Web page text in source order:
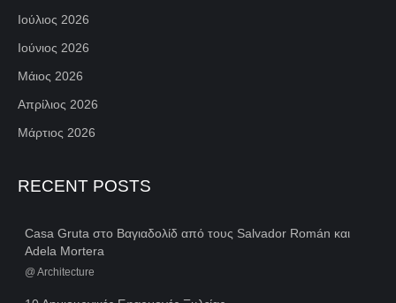
Ιούλιος 2026
Ιούνιος 2026
Μάιος 2026
Απρίλιος 2026
Μάρτιος 2026
RECENT POSTS
Casa Gruta στο Βαγιαδολίδ από τους Salvador Román και
Adela Mortera
@ Architecture